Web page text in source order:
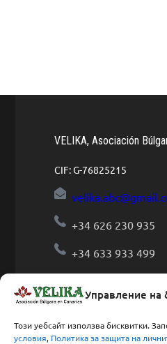
Управление на
Този уебсайт използва бисквитки.
условия, Политика за защита на
VELIKA, Asociación
CIF: G-76825215
+34 626 230 935
+34 633 933 499
Facebook